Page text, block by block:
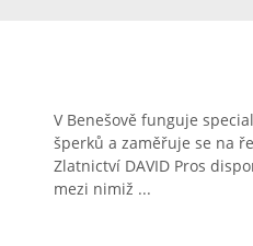
V Benešově funguje
šperků a zaměřuje se na
Zlatnictví DAVID Pros
mezi nimiž ...